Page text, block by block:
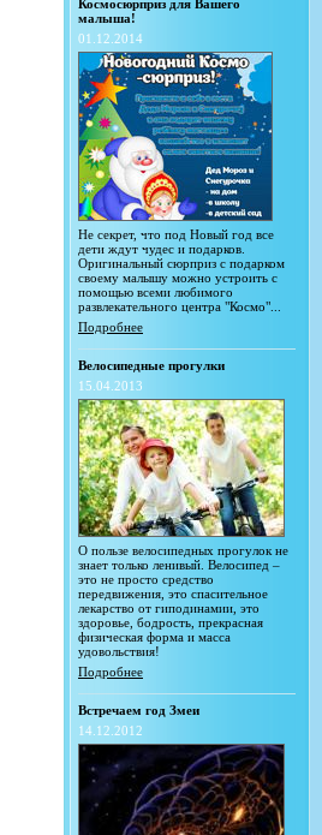
Космосюрприз для Вашего
малыша!
01.12.2014
Не секрет, что под Новый год все
дети ждут чудес и подарков.
Оригинальный сюрприз с подарком
своему малышу можно устроить с
помощью всеми любимого
развлекательного центра "Космо"...
Подробнее
Велосипедные прогулки
15.04.2013
О пользе велосипедных прогулок не
знает только ленивый. Велосипед –
это не просто средство
передвижения, это спасительное
лекарство от гиподинамии, это
здоровье, бодрость, прекрасная
физическая форма и масса
удовольствия!
Подробнее
Встречаем год Змеи
14.12.2012